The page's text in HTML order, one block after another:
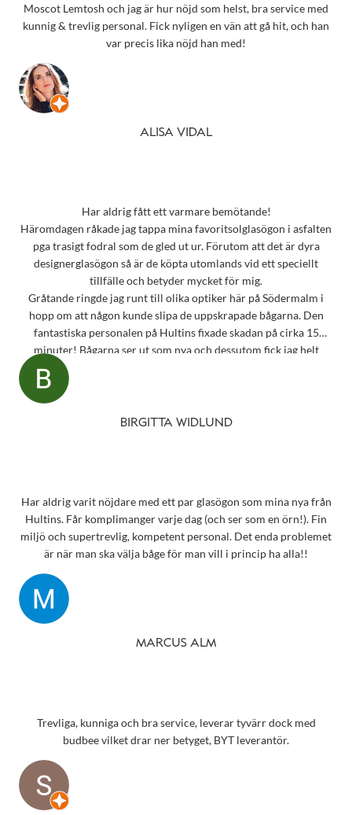
Moscot Lemtosh och jag är hur nöjd som helst, bra service med
kunnig & trevlig personal. Fick nyligen en vän att gå hit, och han
var precis lika nöjd han med!
ALISA VIDAL
Har aldrig fått ett varmare bemötande!
Häromdagen råkade jag tappa mina favoritsolglasögon i asfalten
pga trasigt fodral som de gled ut ur. Förutom att det är dyra
designerglasögon så är de köpta utomlands vid ett speciellt
tillfälle och betyder mycket för mig.
Gråtande ringde jag runt till olika optiker här på Södermalm i
hopp om att någon kunde slipa de uppskrapade bågarna. Den
fantastiska personalen på Hultins fixade skadan på cirka 15
minuter! Bågarna ser ut som nya och dessutom fick jag helt
oväntat en underbar gåva – ett sprillans nytt fodral från samma
märke som mina solglasögon! Vilken fantastisk service! Kommer
Snart behöver jag boka tid för en synundersökning och jag vet
BIRGITTA WIDLUND
Har aldrig varit nöjdare med ett par glasögon som mina nya från
Hultins. Får komplimanger varje dag (och ser som en örn!). Fin
miljö och supertrevlig, kompetent personal. Det enda problemet
är när man ska välja båge för man vill i princip ha alla!!
MARCUS ALM
Trevliga, kunniga och bra service, leverar tyvärr dock med
budbee vilket drar ner betyget, BYT leverantör.